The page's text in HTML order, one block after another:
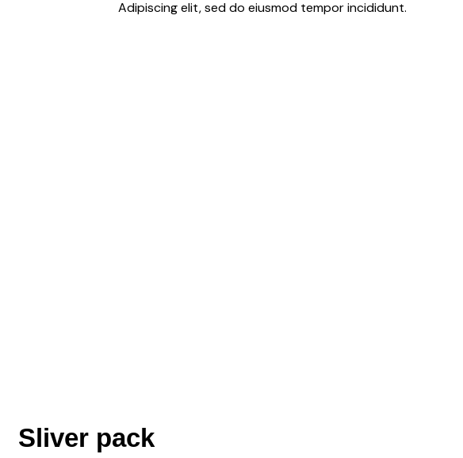
Adipiscing elit, sed do eiusmod tempor incididunt.
Sliver pack